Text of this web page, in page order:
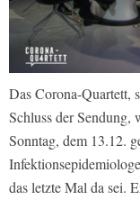
Das Corona-Quartett,
Schluss der Sendung,
Sonntag, dem 13.12.
das letzte Mal da sei.